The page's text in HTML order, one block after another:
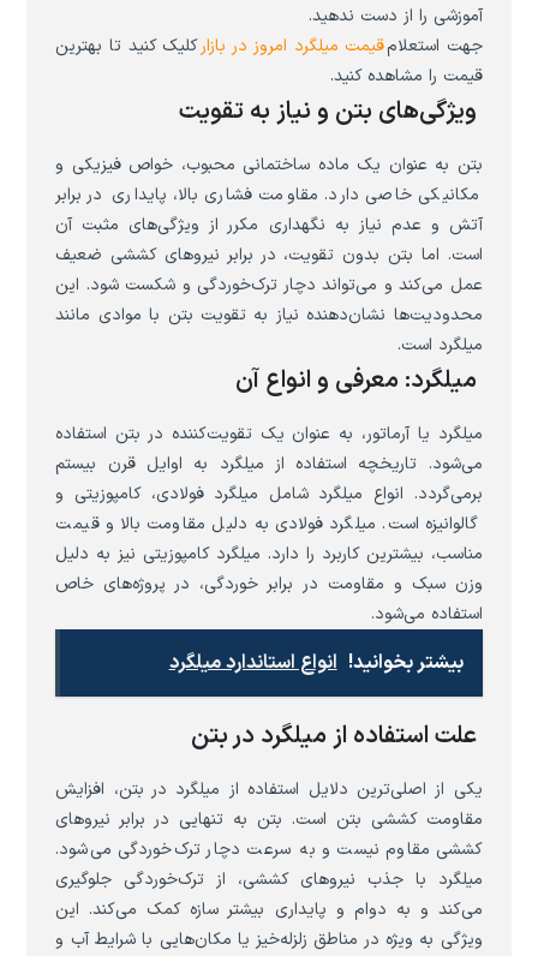
آموزشی را از دست ندهید.
جهت استعلامقیمت میلگرد امروز در بازارکلیک کنید تا بهترین
قیمت را مشاهده کنید.
ویژگی‌های بتن و نیاز به تقویت
بتن به عنوان یک ماده ساختمانی محبوب، خواص فیزیکی و
مکانیکی خاصی دارد. مقاومت فشاری بالا، پایداری در برابر
آتش و عدم نیاز به نگهداری مکرر از ویژگی‌های مثبت آن
است. اما بتن بدون تقویت، در برابر نیروهای کششی ضعیف
عمل می‌کند و می‌تواند دچار ترک‌خوردگی و شکست شود. این
محدودیت‌ها نشان‌دهنده نیاز به تقویت بتن با موادی مانند
میلگرد است.
میلگرد: معرفی و انواع آن
میلگرد یا آرماتور، به عنوان یک تقویت‌کننده در بتن استفاده
می‌شود. تاریخچه استفاده از میلگرد به اوایل قرن بیستم
برمی‌گردد. انواع میلگرد شامل میلگرد فولادی، کامپوزیتی و
گالوانیزه است. میلگرد فولادی به دلیل مقاومت بالا و قیمت
مناسب، بیشترین کاربرد را دارد. میلگرد کامپوزیتی نیز به دلیل
وزن سبک و مقاومت در برابر خوردگی، در پروژه‌های خاص
استفاده می‌شود.
بیشتر بخوانید! انواع استاندارد میلگرد
علت استفاده از میلگرد در بتن
یکی از اصلی‌ترین دلایل استفاده از میلگرد در بتن، افزایش
مقاومت کششی بتن است. بتن به تنهایی در برابر نیروهای
کششی مقاوم نیست و به سرعت دچار ترک‌خوردگی می‌شود.
میلگرد با جذب نیروهای کششی، از ترک‌خوردگی جلوگیری
می‌کند و به دوام و پایداری بیشتر سازه کمک می‌کند. این
ویژگی به ویژه در مناطق زلزله‌خیز یا مکان‌هایی با شرایط آب و